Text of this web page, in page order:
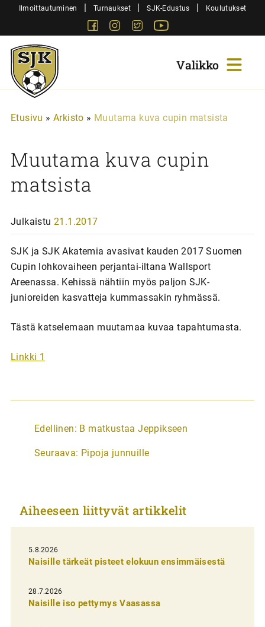
SiirryIlmoittautuminen | Turnaukset | SJK-Edustus | Koulutukset
FacebookInstagram
Twitter
Sjk-
Juniorit
Etusivu » Arkisto » Muutama kuva cupin matsista
Muutama kuva cupin
matsista
Julkaistu 21.1.2017
SJK ja SJK Akatemia avasivat kauden 2017 Suomen
Cupin lohkovaiheen perjantai-iltana Wallsport
Areenassa. Kehissä nähtiin myös paljon SJK-
junioreiden kasvatteja kummassakin ryhmässä.
Tästä katselemaan muutamaa kuvaa tapahtumasta.
Linkki 1
A
t
k
e
l
i
e
n
Edellinen: B matkustaa Jeppikseen
Seuraava: Pipoja junnuille
Aiheeseen liittyvät artikkelit
5.8.2026
Naisille tärkeät pisteet elokuun ensimmäisestä
28.7.2026
Naisille iso pettymys Vaasassa